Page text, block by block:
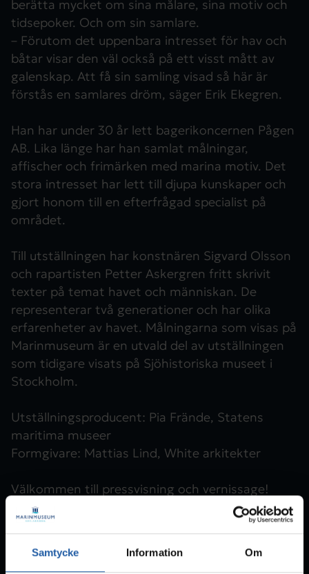
Samtycke Information Om
berätta mycket om sina målare, sina motiv och
tidsepoker. Och om sin samlare.
– Förutom det uppenbara intresset för hav och
båtar visar den väl också på ett visst mått av
galenskap. Att få sin samling visad så här är
förstås en samlares dröm, säger Erik Ekegren.
Han har under 30 år lett bagerikoncernen Pågen
AB. Lika länge har han samlat målningar,
affischer och frimärken med marina motiv. Det
stora intresset har lett till djupa kunskaper och
gjort honom till en efterfrågad specialist på
området.
Till utställningen har konstnären Sigvard Olsson
och rapartisten Petter Askergren fritt skrivit
texter på temat havet och människan. De
representerar två generationer och har olika
erfarenheter av havet. Målningarna som visas på
Marinmuseum är en utvald del av utställningen
som tidigare visats på Sjöhistoriska museet i
Stockholm.
Utställningsproducent: Pia Frände, Statens
maritima museer
Formgivare: Mattias Lind, White arkitekter
Välkommen till pressvisning och vernissage!
Torsdagen den 10 december kl.11 är ni varmt
välkomna till pressvisning av Möt horisonten. På
utställningsproducent Pia Frände.